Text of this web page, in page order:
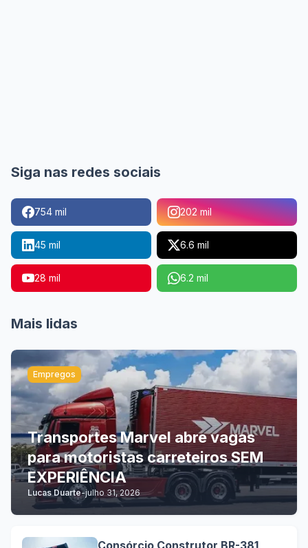
Siga nas redes sociais
754 mil 202 mil
45 mil 6.6 mil
28 mil 6.2 mil
Mais lidas
Empregos
Transportes Marvel abre vagas
para motoristas carreteiros SEM
EXPERIÊNCIA
Lucas Duarte-julho 31, 2026
Consórcio Construtor BR-381